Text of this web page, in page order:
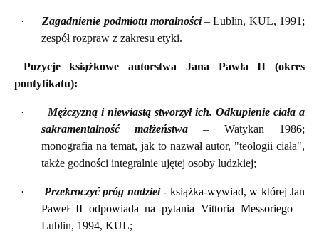
· Zagadnienie podmiotu moralności– Lublin, KUL, 1991;
zespół rozpraw z zakresu etyki.
Pozycje książkowe autorstwa Jana Pawła II (okres
pontyfikatu):
·
Mężczyzną i niewiastą stworzył ich. Odkupienie ciała a
sakramentalność małżeństwa – Watykan 1986;
monografia na temat, jak to nazwał autor, "teologii ciała",
także godności integralnie ujętej osoby ludzkiej;
· Przekroczyć próg nadziei- książka-wywiad, w której Jan
Paweł II odpowiada na pytania Vittoria Messoriego –
Lublin, 1994, KUL;